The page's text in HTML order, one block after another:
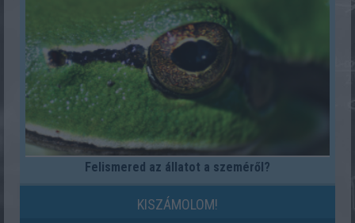
Felismered az állatot a szeméről?
KISZÁMOLOM!